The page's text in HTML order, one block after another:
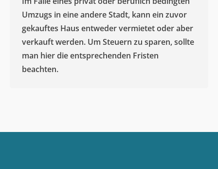
Umzugs in eine andere Stadt, kann ein zuvor
gekauftes Haus entweder vermietet oder aber
verkauft werden. Um Steuern zu sparen, sollte
man hier die entsprechenden Fristen
beachten.